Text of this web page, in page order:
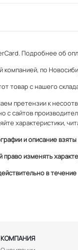
Подробнее об
компанией, по
товар с нашего
претензии к
с сайтов
характеристики,
и описание
право изменять
в течение
КОМПАНИЯ